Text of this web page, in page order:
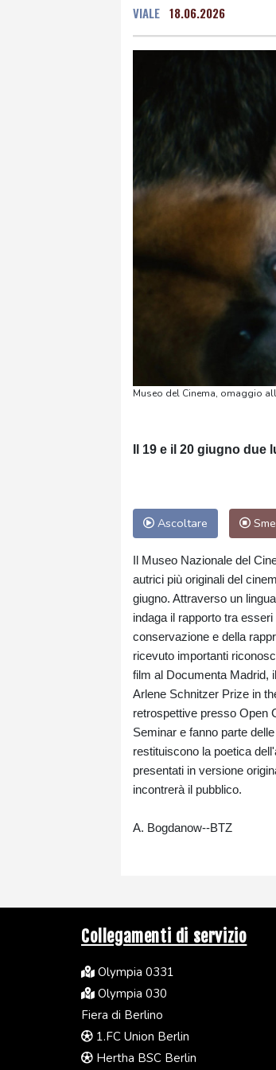
VIALE 18.06.2026
Museo del Cinema, omaggio
Il 19 e il 20 giugno
Ascoltare
Il Museo Nazionale del
autrici più originali del
giugno. Attraverso un
indaga il rapporto tra
conservazione e della
ricevuto importanti
film al Documenta Madrid,
Arlene Schnitzer Prize in
retrospettive presso Open
Seminar e fanno parte
restituiscono la poetica
presentati in versione
incontrerà il pubblico.
A. Bogdanow--BTZ
Collegamenti di servizio
Olympia 0331
Olympia 030
Fiera di Berlino
1.FC Union Berlin
Hertha BSC Berlin